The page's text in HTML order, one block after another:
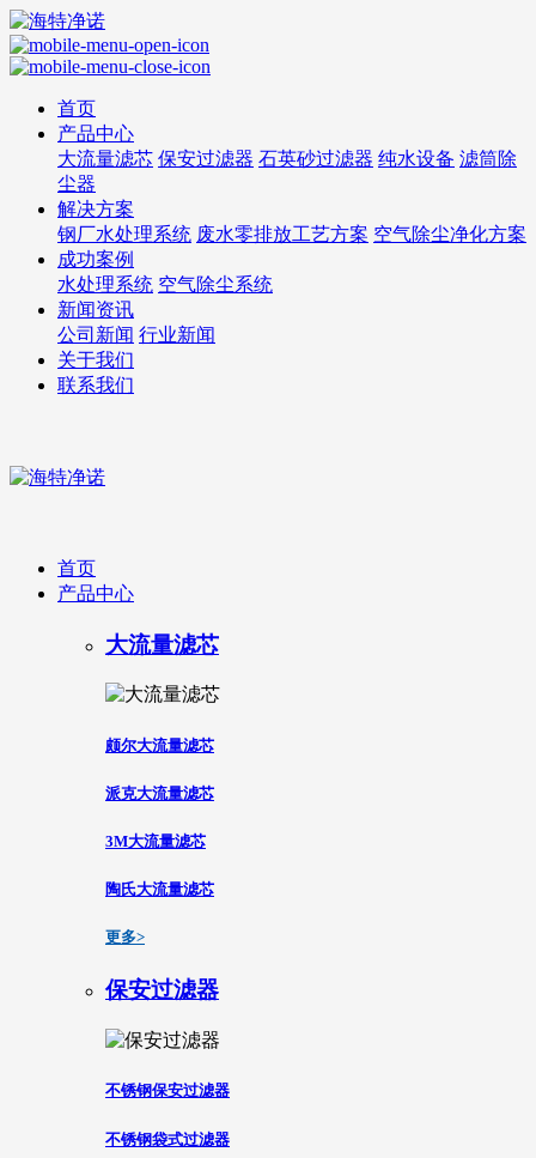
首页
产品中心
大流量滤芯 保安过滤器 石英砂过滤器 纯水设备 滤筒除
尘器
解决方案
钢厂水处理系统 废水零排放工艺方案 空气除尘净化方案
成功案例
水处理系统 空气除尘系统
新闻资讯
公司新闻 行业新闻
关于我们
联系我们
首页
产品中心
大流量滤芯
颇尔大流量滤芯
派克大流量滤芯
3M大流量滤芯
陶氏大流量滤芯
更多>
保安过滤器
不锈钢保安过滤器
不锈钢袋式过滤器